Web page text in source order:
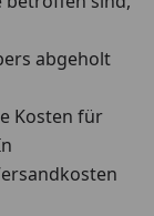
abgeholt
Kosten für